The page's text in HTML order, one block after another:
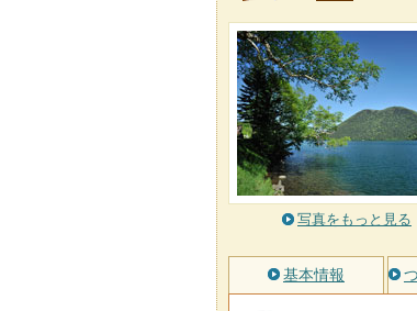
写真をもっと見る
基本情報